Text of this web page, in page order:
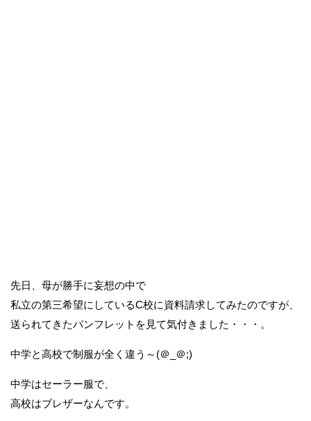
先日、母が勝手に妄想の中で
私立の第三希望にしているC校に資料請求してみたのですが、
送られてきたパンフレットを見て気付きました・・・。
中学と高校で制服が全く違う～(＠_＠;)
中学はセーラー服で、
高校はブレザーなんです。